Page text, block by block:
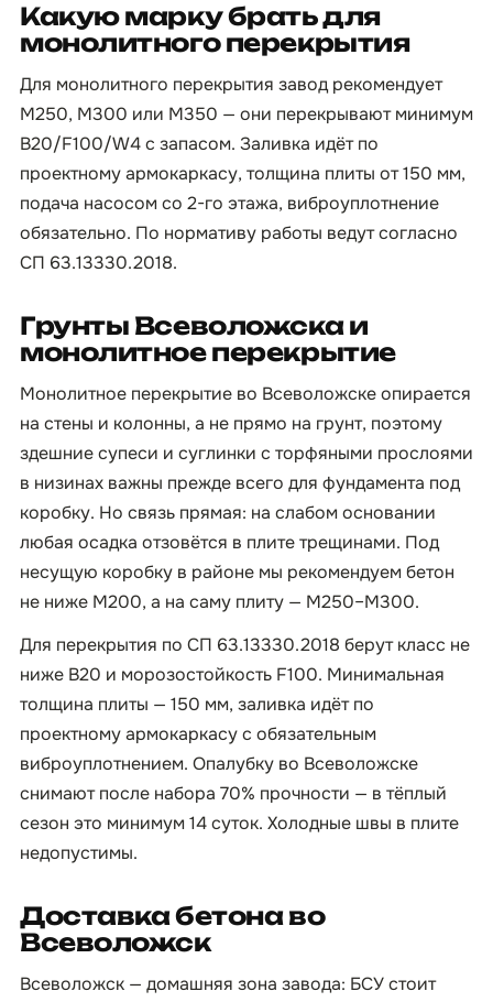
Какую марку брать для
монолитного перекрытия
Для монолитного перекрытия завод рекомендует
М250, М300 или М350 — они перекрывают минимум
B20/F100/W4 с запасом. Заливка идёт по
проектному армокаркасу, толщина плиты от 150 мм,
подача насосом со 2-го этажа, виброуплотнение
обязательно. По нормативу работы ведут согласно
СП 63.13330.2018.
Грунты Всеволожска и
монолитное перекрытие
Монолитное перекрытие во Всеволожске опирается
на стены и колонны, а не прямо на грунт, поэтому
здешние супеси и суглинки с торфяными прослоями
в низинах важны прежде всего для фундамента под
коробку. Но связь прямая: на слабом основании
любая осадка отзовётся в плите трещинами. Под
несущую коробку в районе мы рекомендуем бетон
не ниже М200, а на саму плиту — М250–М300.
Для перекрытия по СП 63.13330.2018 берут класс не
ниже B20 и морозостойкость F100. Минимальная
толщина плиты — 150 мм, заливка идёт по
проектному армокаркасу с обязательным
виброуплотнением. Опалубку во Всеволожске
снимают после набора 70% прочности — в тёплый
сезон это минимум 14 суток. Холодные швы в плите
недопустимы.
Доставка бетона во
Всеволожск
Всеволожск — домашняя зона завода: БСУ стоит